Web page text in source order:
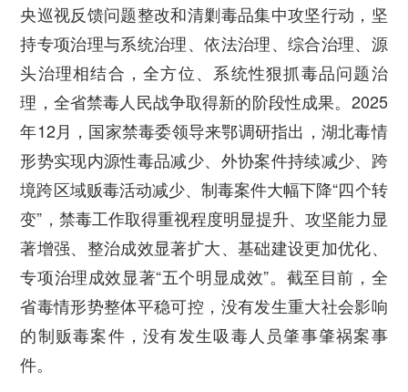
央巡视反馈问题整改和清剿毒品集中攻坚行动，坚
持专项治理与系统治理、依法治理、综合治理、源
头治理相结合，全方位、系统性狠抓毒品问题治
理，全省禁毒人民战争取得新的阶段性成果。2025
年12月，国家禁毒委领导来鄂调研指出，湖北毒情
形势实现内源性毒品减少、外协案件持续减少、跨
境跨区域贩毒活动减少、制毒案件大幅下降“四个转
变”，禁毒工作取得重视程度明显提升、攻坚能力显
著增强、整治成效显著扩大、基础建设更加优化、
专项治理成效显著“五个明显成效”。截至目前，全
省毒情形势整体平稳可控，没有发生重大社会影响
的制贩毒案件，没有发生吸毒人员肇事肇祸案事
件。